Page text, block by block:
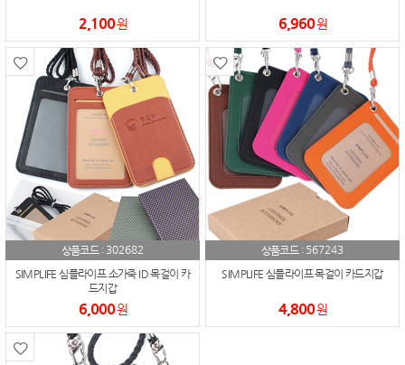
2,100원 6,960원
상품코드 : 302682
SIMPLIFE 심플라이프 소가죽 ID 목걸이 카
드지갑
6,000원
상품코드 : 567243
SIMPLIFE 심플라이프 목걸이 카드지갑
4,800원